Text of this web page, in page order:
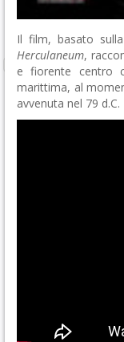
Il film, basato
Herculaneum,
e fiorente centro
marittima, al
avvenuta nel 79 d.C.